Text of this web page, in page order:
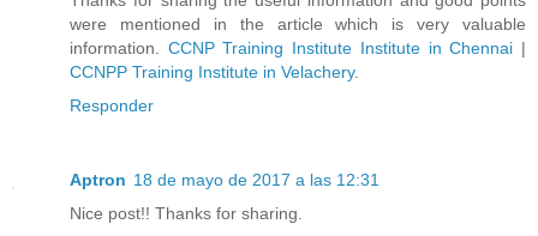
were mentioned in the article which is very valuable
information. CCNP Training Institute Institute in Chennai |
CCNPP Training Institute in Velachery.
Responder
Aptron 18 de mayo de 2017 a las 12:31
Nice post!! Thanks for sharing.